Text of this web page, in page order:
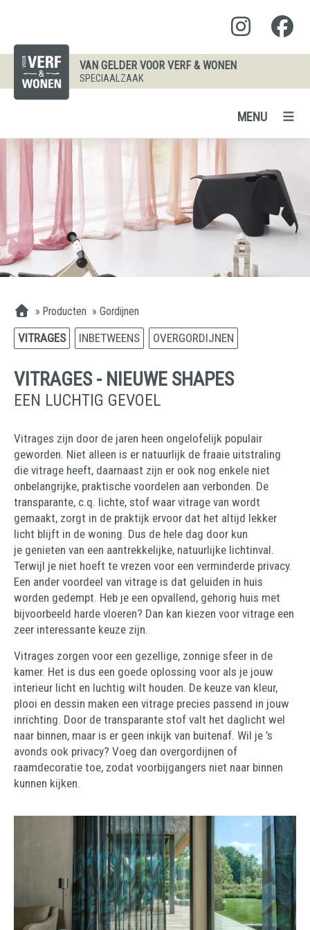
VAN GELDER VOOR VERF & WONEN
SPECIAALZAAK
MENU
» Producten »Gordijnen
VITRAGES INBETWEENS OVERGORDIJNEN
VITRAGES - NIEUWE SHAPES
EEN LUCHTIG GEVOEL
Vitrages zijn door de jaren heen ongelofelijk populair
geworden. Niet alleen is er natuurlijk de fraaie uitstraling
die vitrage heeft, daarnaast zijn er ook nog enkele niet
onbelangrijke, praktische voordelen aan verbonden. De
transparante, c.q. lichte, stof waar vitrage van wordt
gemaakt, zorgt in de praktijk ervoor dat het altijd lekker
licht blijft in de woning. Dus de hele dag door kun
je genieten van een aantrekkelijke, natuurlijke lichtinval.
Terwijl je niet hoeft te vrezen voor een verminderde privacy.
Een ander voordeel van vitrage is dat geluiden in huis
worden gedempt. Heb je een opvallend, gehorig huis met
bijvoorbeeld harde vloeren? Dan kan kiezen voor vitrage een
zeer interessante keuze zijn.
Vitrages zorgen voor een gezellige, zonnige sfeer in de
kamer. Het is dus een goede oplossing voor als je jouw
interieur licht en luchtig wilt houden. De keuze van kleur,
plooi en dessin maken een vitrage precies passend in jouw
inrichting. Door de transparante stof valt het daglicht wel
naar binnen, maar is er geen inkijk van buitenaf. Wil je ’s
avonds ook privacy? Voeg dan overgordijnen of
raamdecoratie toe, zodat voorbijgangers niet naar binnen
kunnen kijken.